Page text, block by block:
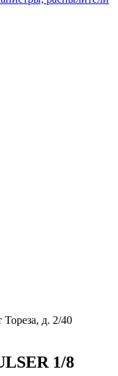
Тореза, д. 2/40
1/8